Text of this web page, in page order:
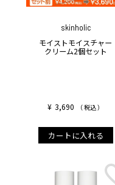
skinholic
モイストモイスチャー
クリーム2個セット
¥ 3,690 税込
カートに入れる